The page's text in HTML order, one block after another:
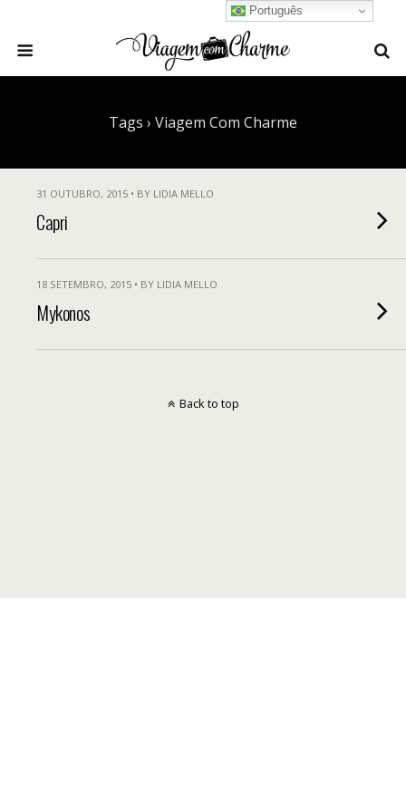
Tags › Viagem Com Charme
31 OUTUBRO, 2015 • BY LIDIA MELLO
Capri
18 SETEMBRO, 2015 • BY LIDIA MELLO
Mykonos
Português
Back to top